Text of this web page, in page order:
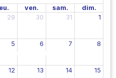
ven. sam.
dim.
29 30 31 1
Examens (S2)
5 6 7 8
12 13 14 15